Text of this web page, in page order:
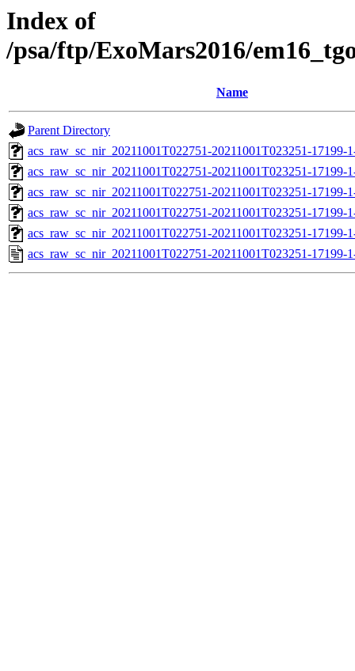
Index of
/psa/ftp/ExoMars2016/
Name
Parent Directory
acs_raw_sc_nir_20211001T022751-20211001T023251-17199-
acs_raw_sc_nir_20211001T022751-20211001T023251-17199-
acs_raw_sc_nir_20211001T022751-20211001T023251-17199-
acs_raw_sc_nir_20211001T022751-20211001T023251-17199-
acs_raw_sc_nir_20211001T022751-20211001T023251-17199-
acs_raw_sc_nir_20211001T022751-20211001T023251-17199-